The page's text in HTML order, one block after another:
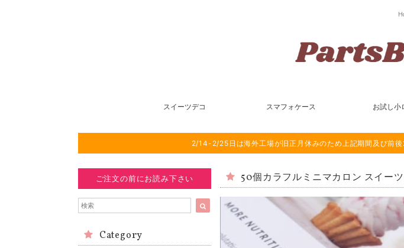
スイーツデコ スマフォケース お試し小
2/14-2/25日は海外工場が旧正月休みのため上記期間及び前
ご注文の前にお読み下さい
Category
50個カラフルミニマカロン スイー